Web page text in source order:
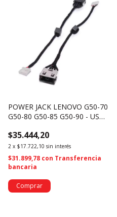
POWER JACK LENOVO G50-70
G50-80 G50-85 G50-90 - USB -
$35.444,20
2 x $17.722,10 sin interés
$31.899,78 con Transferencia
bancaria